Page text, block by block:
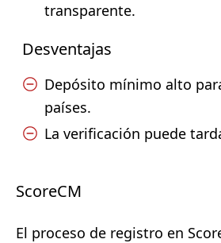
transparente.
Desventajas
Depósito mínimo alto
países.
La verificación puede
ScoreCM
El proceso de registro en